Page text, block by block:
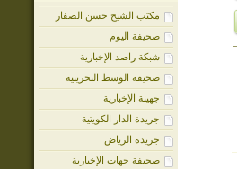
مكتب الشيخ حسن الصفار
صحيفة اليوم
شبكة راصد الإخبارية
صحيفة الوسط البحرينية
جهينة الإخبارية
جريدة الدار الكويتية
جريدة الرياض
صحيفة جهات الإخبارية